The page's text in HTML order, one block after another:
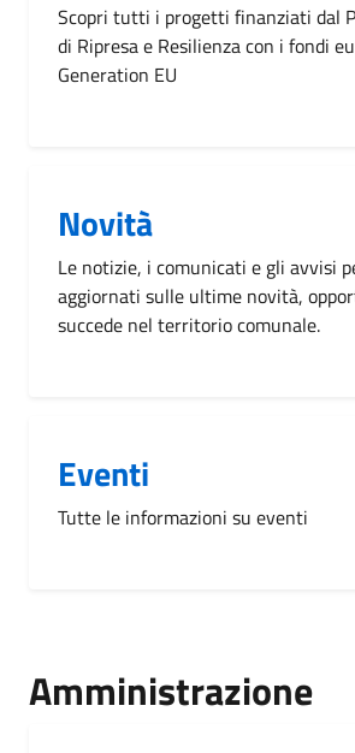
Scopri tutti i progetti finanziati dal
di Ripresa e Resilienza con i fondi
Generation EU
Novità
Le notizie, i comunicati e gli avvisi
aggiornati sulle ultime novità,
succede nel territorio comunale.
Eventi
Tutte le informazioni su eventi
Amministrazione